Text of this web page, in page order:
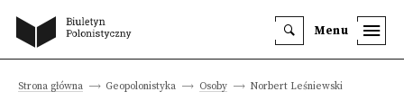
Menu
Strona główna Geopolonistyka Osoby Norbert Leśniewski